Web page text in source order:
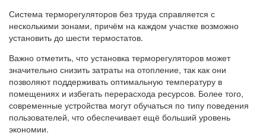
Система терморегуляторов без труда справляется с
несколькими зонами, причём на каждом участке возможно
установить до шести термостатов.
Важно отметить, что установка терморегуляторов может
значительно снизить затраты на отопление, так как они
позволяют поддерживать оптимальную температуру в
помещениях и избегать перерасхода ресурсов. Более того,
современные устройства могут обучаться по типу поведения
пользователей, что обеспечивает ещё больший уровень
экономии.